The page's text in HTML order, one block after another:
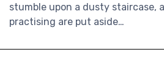
stumble upon a dusty staircase,
practising are put aside…